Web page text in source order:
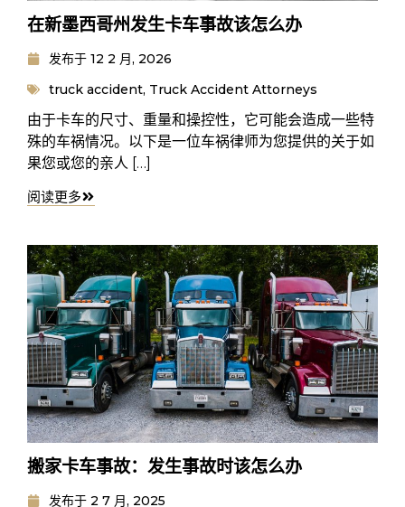
在新墨西哥州发生卡车事故该怎么办
发布于 12 2 月, 2026
truck accident, Truck Accident Attorneys
由于卡车的尺寸、重量和操控性，它可能会造成一些特
殊的车祸情况。以下是一位车祸律师为您提供的关于如
果您或您的亲人 […]
阅读更多
搬家卡车事故：发生事故时该怎么办
发布于 2 7 月, 2025